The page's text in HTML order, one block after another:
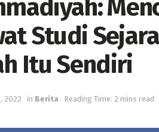
Studi
Itu Sendiri
2022 in Berita Reading Time: 2 mins read